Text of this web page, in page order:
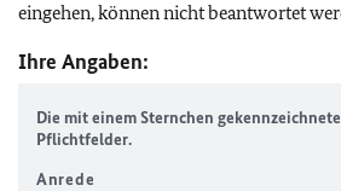
eingehen, können nicht beantwortet
Ihre Angaben:
Die mit einem Sternchen
Pflichtfelder.
Anrede